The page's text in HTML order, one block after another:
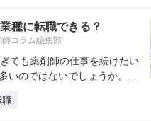
種に転職できる？
師コラム編集部
ても薬剤師の仕事を続けたい
いのではないでしょうか。い
職